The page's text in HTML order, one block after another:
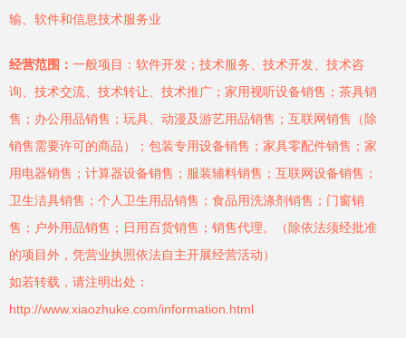
输、软件和信息技术服务业
经营范围： 一般项目：软件开发；技术服务、技术开发、技术咨
询、技术交流、技术转让、技术推广；家用视听设备销售；茶具销
售；办公用品销售；玩具、动漫及游艺用品销售；互联网销售（除
销售需要许可的商品）；包装专用设备销售；家具零配件销售；家
用电器销售；计算器设备销售；服装辅料销售；互联网设备销售；
卫生洁具销售；个人卫生用品销售；食品用洗涤剂销售；门窗销
售；户外用品销售；日用百货销售；销售代理。（除依法须经批准
的项目外，凭营业执照依法自主开展经营活动）
如若转载，请注明出处：
http://www.xiaozhuke.com/information.html